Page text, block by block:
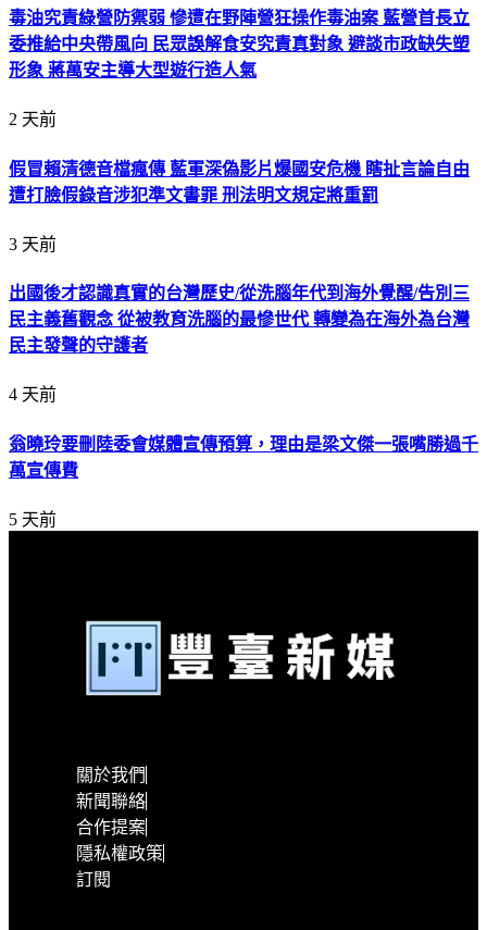
毒油究責綠營防禦弱 慘遭在野陣營狂操作毒油案 藍營首長立
委推給中央帶風向 民眾誤解食安究責真對象 避談市政缺失塑
形象 蔣萬安主導大型遊行造人氣
2 天前
假冒賴清德音檔瘋傳 藍軍深偽影片爆國安危機 瞎扯言論自由
遭打臉假錄音涉犯準文書罪 刑法明文規定將重罰
3 天前
出國後才認識真實的台灣歷史/從洗腦年代到海外覺醒/告別三
民主義舊觀念 從被教育洗腦的最慘世代 轉變為在海外為台灣
民主發聲的守護者
4 天前
翁曉玲要刪陸委會媒體宣傳預算，理由是梁文傑一張嘴勝過千
萬宣傳費
5 天前
關於我們
新聞聯絡
合作提案
隱私權政策
訂閱